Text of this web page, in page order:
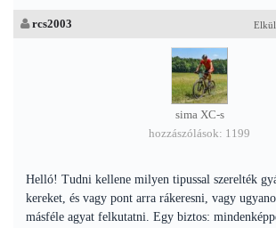
rcs2003
sima XC-s
hozzászólások: 1199
Helló! Tudni kellene milyen tipussal szerelték
kereket, és vagy pont arra rákeresni, vagy
másféle agyat felkutatni. Egy biztos: